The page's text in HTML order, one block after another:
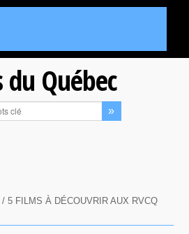
du Québec
/5 FILMS À DÉCOUVRIR AUX RVCQ